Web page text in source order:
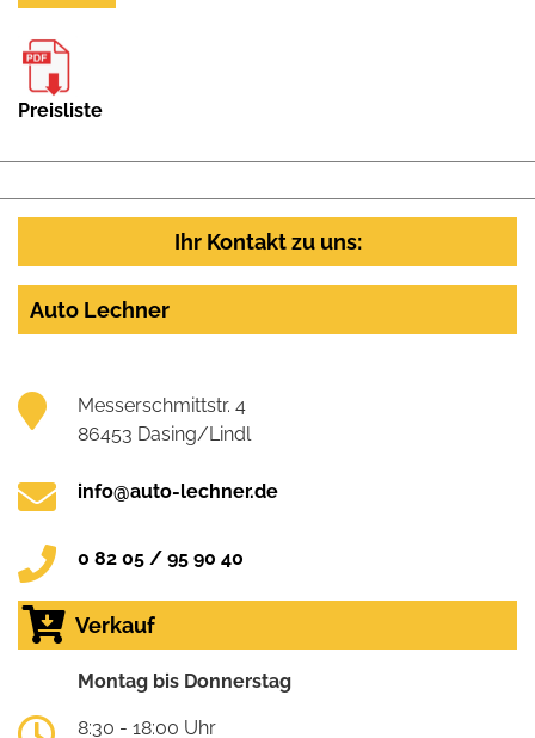
Preisliste
Ihr Kontakt zu uns:
Auto Lechner
Messerschmittstr. 4
86453 Dasing/Lindl
info@auto-lechner.de
0 82 05 / 95 90 40
Verkauf
Montag bis Donnerstag
8:30 - 18:00 Uhr